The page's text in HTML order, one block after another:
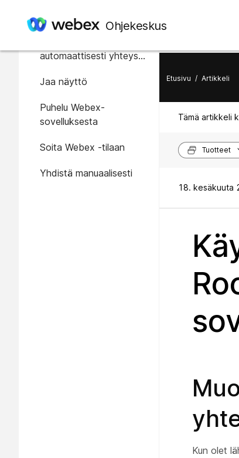
Ohjekeskus
Tässä artikkelissa
automaattisesti yhteys
Jaa näyttö
Puhelu Webex-
sovelluksesta
Soita Webex -tilaan
Yhdistä manuaalisesti
Etusivu / Artikkeli
Tämä artikkeli
Tuotteet
18. kesäkuuta
Kun olet